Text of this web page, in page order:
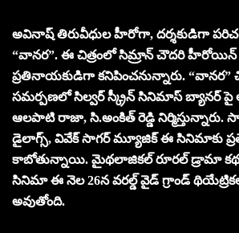
అవినాష్ తిరువీధుల హీరోగా, దర్శకుడిగా
“వానర”. ఈ చిత్రంలో సిమ్రాన్ చౌదరి హీరోయిన్
ప్రతినాయకుడిగా కనిపించనున్నారు. “వానర”
సమర్పణలో సిల్వర్ స్క్రీన్ సినిమాస్ బ్యానర్
ఆలపాటి రాజా, సి.అంకిత్ రెడ్డి
డైలాగ్స్, వివేక్ సాగర్ మ్యూజిక్ ఈ సినిమాకు
కాబోతున్నాయి. మైథలాజికల్ రూరల్ డ్రామా
సినిమా ఈ నెల 26న వరల్డ్ వైడ్ గ్రాండ్
అవుతోంది.